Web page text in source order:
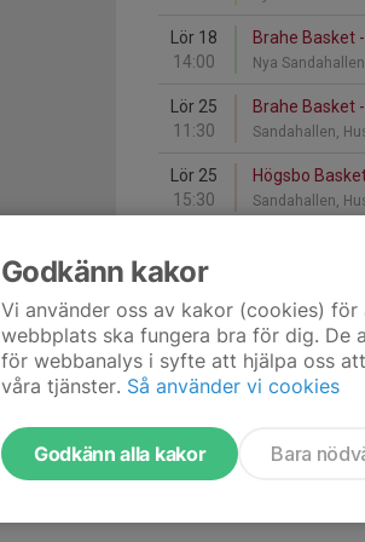
Lör 18
14:00
Brahe Basket
Nya
Lör 25
11:30
Brahe Basket
Sandahallen,
Lör 25
15:30
Högsbo
Sandahallen,
Juni - 2026
Tis 30
01:00
Brahe Basket
Sandahallen,
Godkänn kakor
Vi använder oss av kakor (cookies)
webbplats ska fungera bra för dig. De
för webbanalys i syfte att hjälpa oss
våra tjänster. Så använder vi cookies
Godkänn alla kakor Bara